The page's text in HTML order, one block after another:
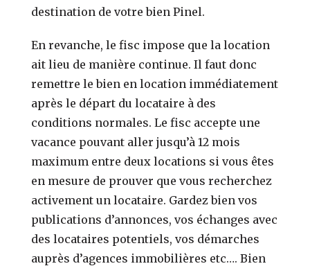
destination de votre bien Pinel.
En revanche, le fisc impose que la location
ait lieu de manière continue. Il faut donc
remettre le bien en location immédiatement
après le départ du locataire à des
conditions normales. Le fisc accepte une
vacance pouvant aller jusqu’à 12 mois
maximum entre deux locations si vous êtes
en mesure de prouver que vous recherchez
activement un locataire. Gardez bien vos
publications d’annonces, vos échanges avec
des locataires potentiels, vos démarches
auprès d’agences immobilières etc…. Bien